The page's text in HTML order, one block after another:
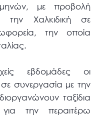
με προβολή
την Χαλκιδική σε
την οποία
εβδομάδες οι
συνεργασία με την
ταξίδια
την περαιτέρω